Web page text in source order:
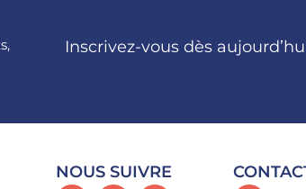
Inscrivez-vous dès
NOUS SUIVRE